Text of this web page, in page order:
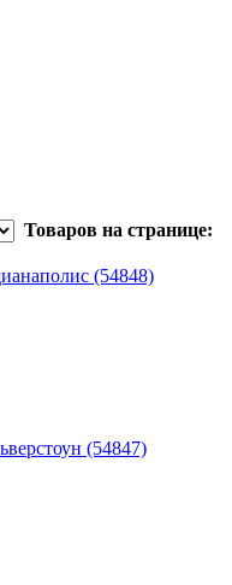
Товаров на странице:
(54848)
(54847)